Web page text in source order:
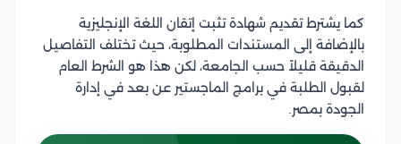
كما يشترط تقديم شهادة تثبت إتقان اللغة الإنجليزية
بالإضافة إلى المستندات المطلوبة، حيث تختلف التفاصيل
الدقيقة قليلاً حسب الجامعة، لكن هذا هو الشرط العام
لقبول الطلبة في برامج الماجستير عن بعد في إدارة
الجودة بمصر.